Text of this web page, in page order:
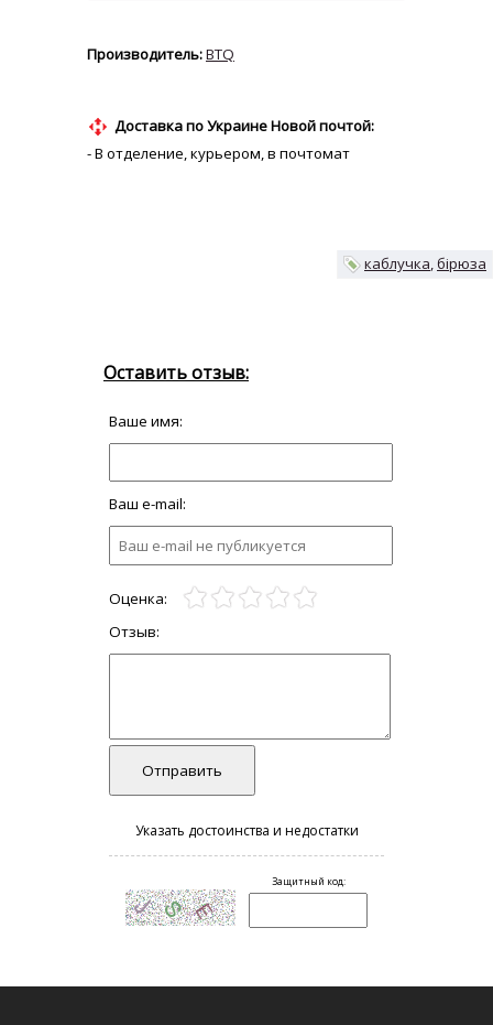
BTQ
Доставка по Украине Новой почтой:
- В отделение, курьером, в почтомат
каблучка бірюза